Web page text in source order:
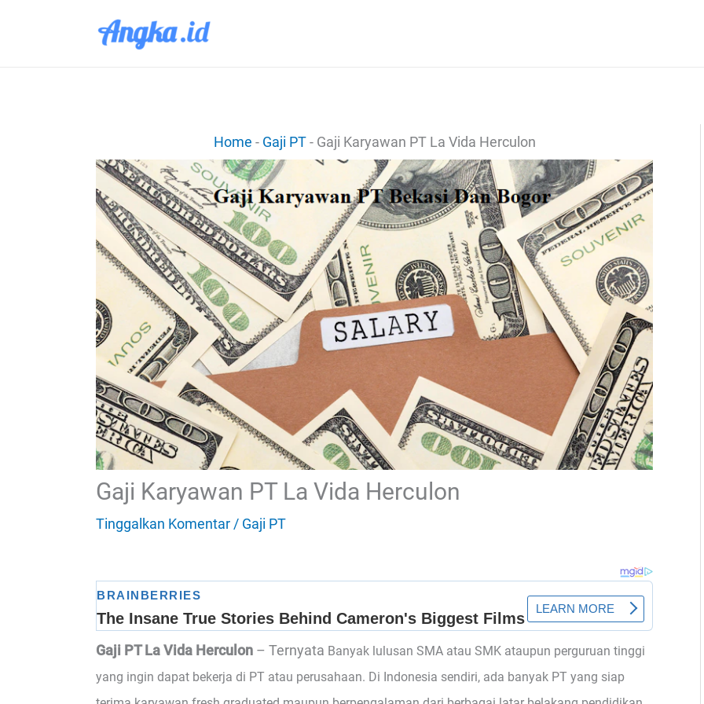
Home - Gaji PT- Gaji Karyawan PT La Vida Herculon
Gaji Karyawan PT La Vida Herculon
Tinggalkan Komentar/ Gaji PT
Gaji PT La Vida Herculon – Ternyata Banyak lulusan SMA atau SMK ataupun perguruan tinggi
yang ingin dapat bekerja di PT atau perusahaan. Di Indonesia sendiri, ada banyak PT yang siap